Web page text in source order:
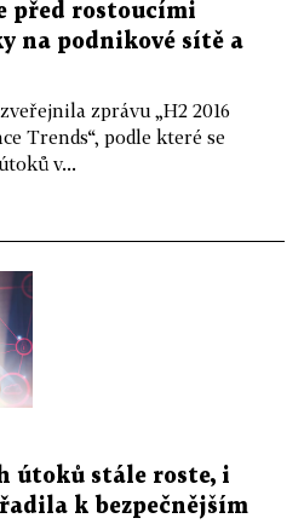
před rostoucími
na podnikové sítě a
zprávu „H2 2016
Trends“, podle které se
v...
útoků stále roste, i
k bezpečnějším